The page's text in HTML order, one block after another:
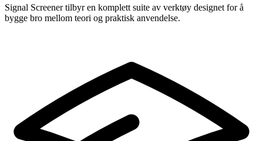
Signal Screener tilbyr en komplett suite av verktøy designet for å
bygge bro mellom teori og praktisk anvendelse.